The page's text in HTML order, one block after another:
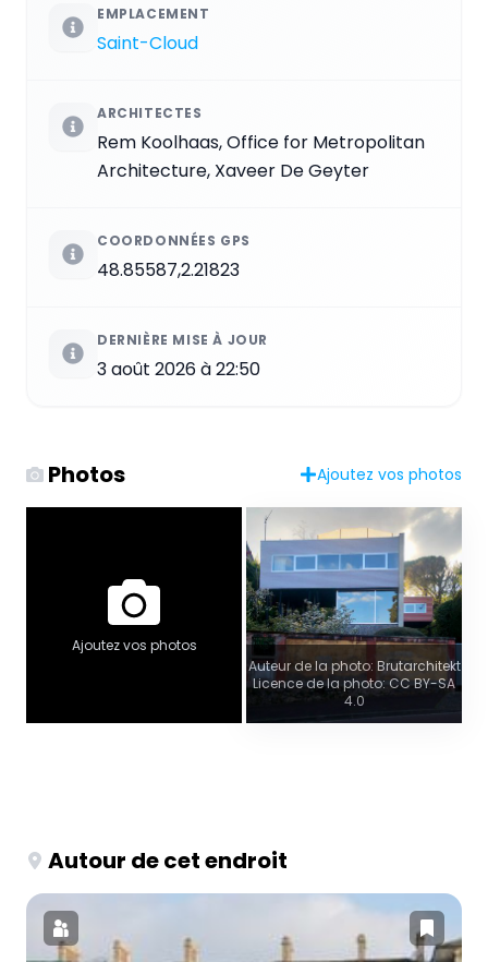
EMPLACEMENT
Saint-Cloud
ARCHITECTES
Rem Koolhaas, Office for Metropolitan
Architecture, Xaveer De Geyter
COORDONNÉES GPS
48.85587,2.21823
DERNIÈRE MISE À JOUR
3 août 2026 à 22:50
Photos Ajoutez vos photos
Ajoutez vos photos
Auteur de la photo: Brutarchitekt
Licence de la photo: CC BY-SA
4.0
Autour de cet endroit